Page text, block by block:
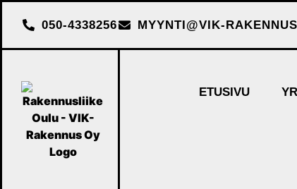
050-4338256 MYYNTI@VIK-
ETUSIVU